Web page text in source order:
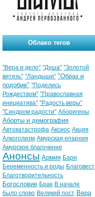
Облако тегов
"Вера и дело" "Душа" "Золотой
витязь" "Ландыши" "Образ и
подобие" "Поделись
Рождеством" "Православная
инициатива" "Радость веры"
"Синдром радости" Аборигены
Аборты и демография
Автокатастрофа Аксиос Акция
Алкоголизм Амурская епархия
Амурское благочиние
Анонсы Армия Бари
Беременность и роды Благовест
Благотворительность
Богословие Брак В начале
было слово Великий пост Вера